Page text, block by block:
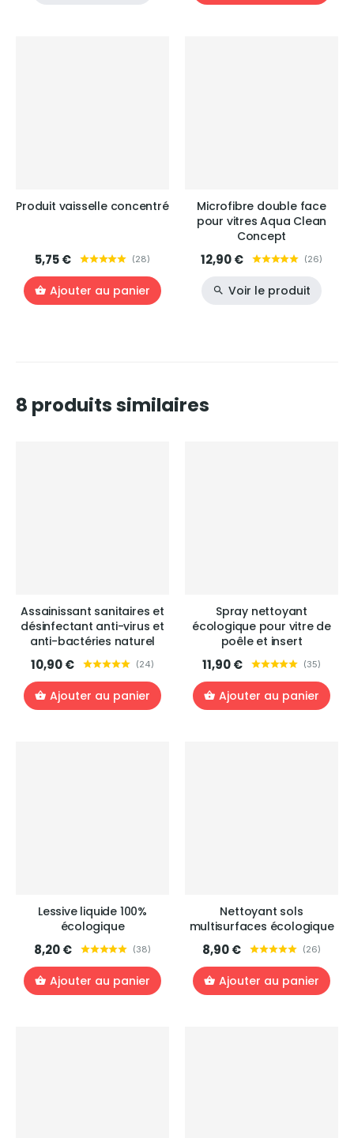
Produit vaisselle concentré
5,75 € (28)
Ajouter au panier
Microfibre double face
pour vitres Aqua Clean
Concept
12,90 € (26)
Voir le produit
8 produits similaires
Assainissant sanitaires et
désinfectant anti-virus et
anti-bactéries naturel
10,90 € (24)
Ajouter au panier
Spray nettoyant
écologique pour vitre de
poêle et insert
11,90 € (35)
Ajouter au panier
Lessive liquide 100%
écologique
8,20 € (38)
Ajouter au panier
Nettoyant sols
multisurfaces écologique
8,90 € (26)
Ajouter au panier